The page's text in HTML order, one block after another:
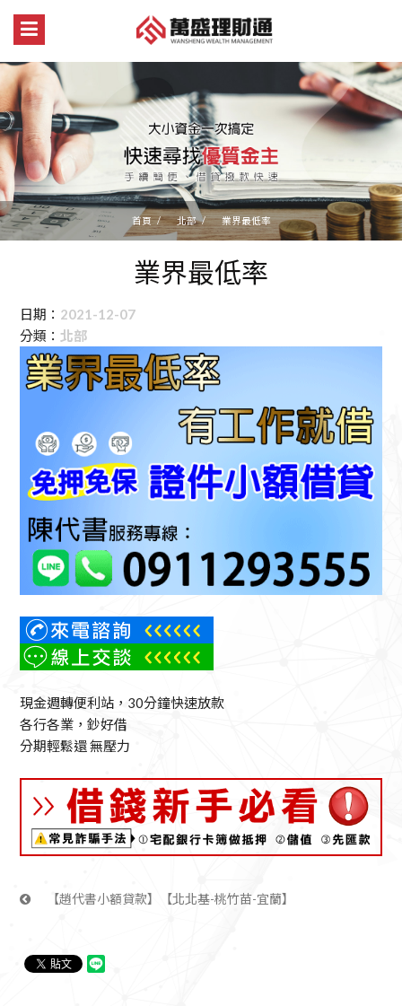
首頁 北部 業界最低率
業界最低率
日期： 2021-12-07
分類： 北部
現金週轉便利站，30分鐘快速放款
各行各業，鈔好借
分期輕鬆還 無壓力
【趙代書小額貸款】【北北基-桃竹苗-宜蘭】